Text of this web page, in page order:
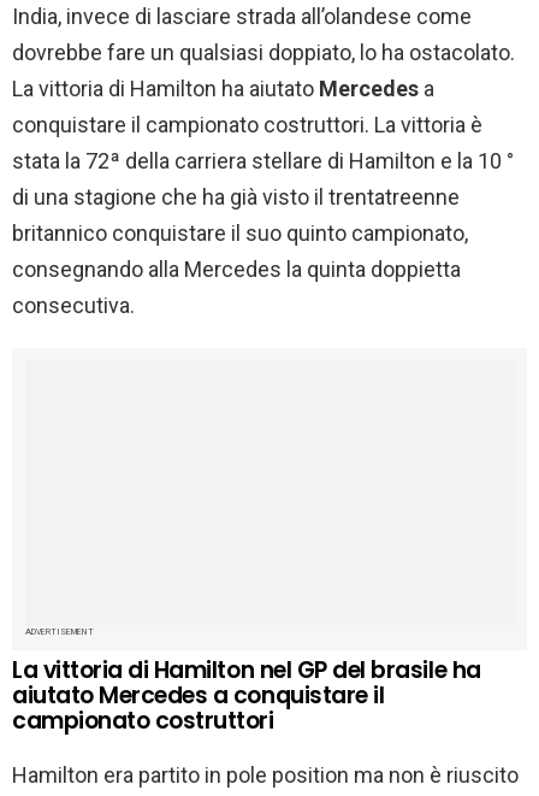
India, invece di lasciare strada all’olandese come
dovrebbe fare un qualsiasi doppiato, lo ha ostacolato.
La vittoria di Hamilton ha aiutato Mercedes a
conquistare il campionato costruttori. La vittoria è
stata la 72ª della carriera stellare di Hamilton e la 10 °
di una stagione che ha già visto il trentatreenne
britannico conquistare il suo quinto campionato,
consegnando alla Mercedes la quinta doppietta
consecutiva.
ADVERTISEMENT
La vittoria di Hamilton nel GP del brasile ha
aiutato Mercedes a conquistare il
campionato costruttori
Hamilton era partito in pole position ma non è riuscito